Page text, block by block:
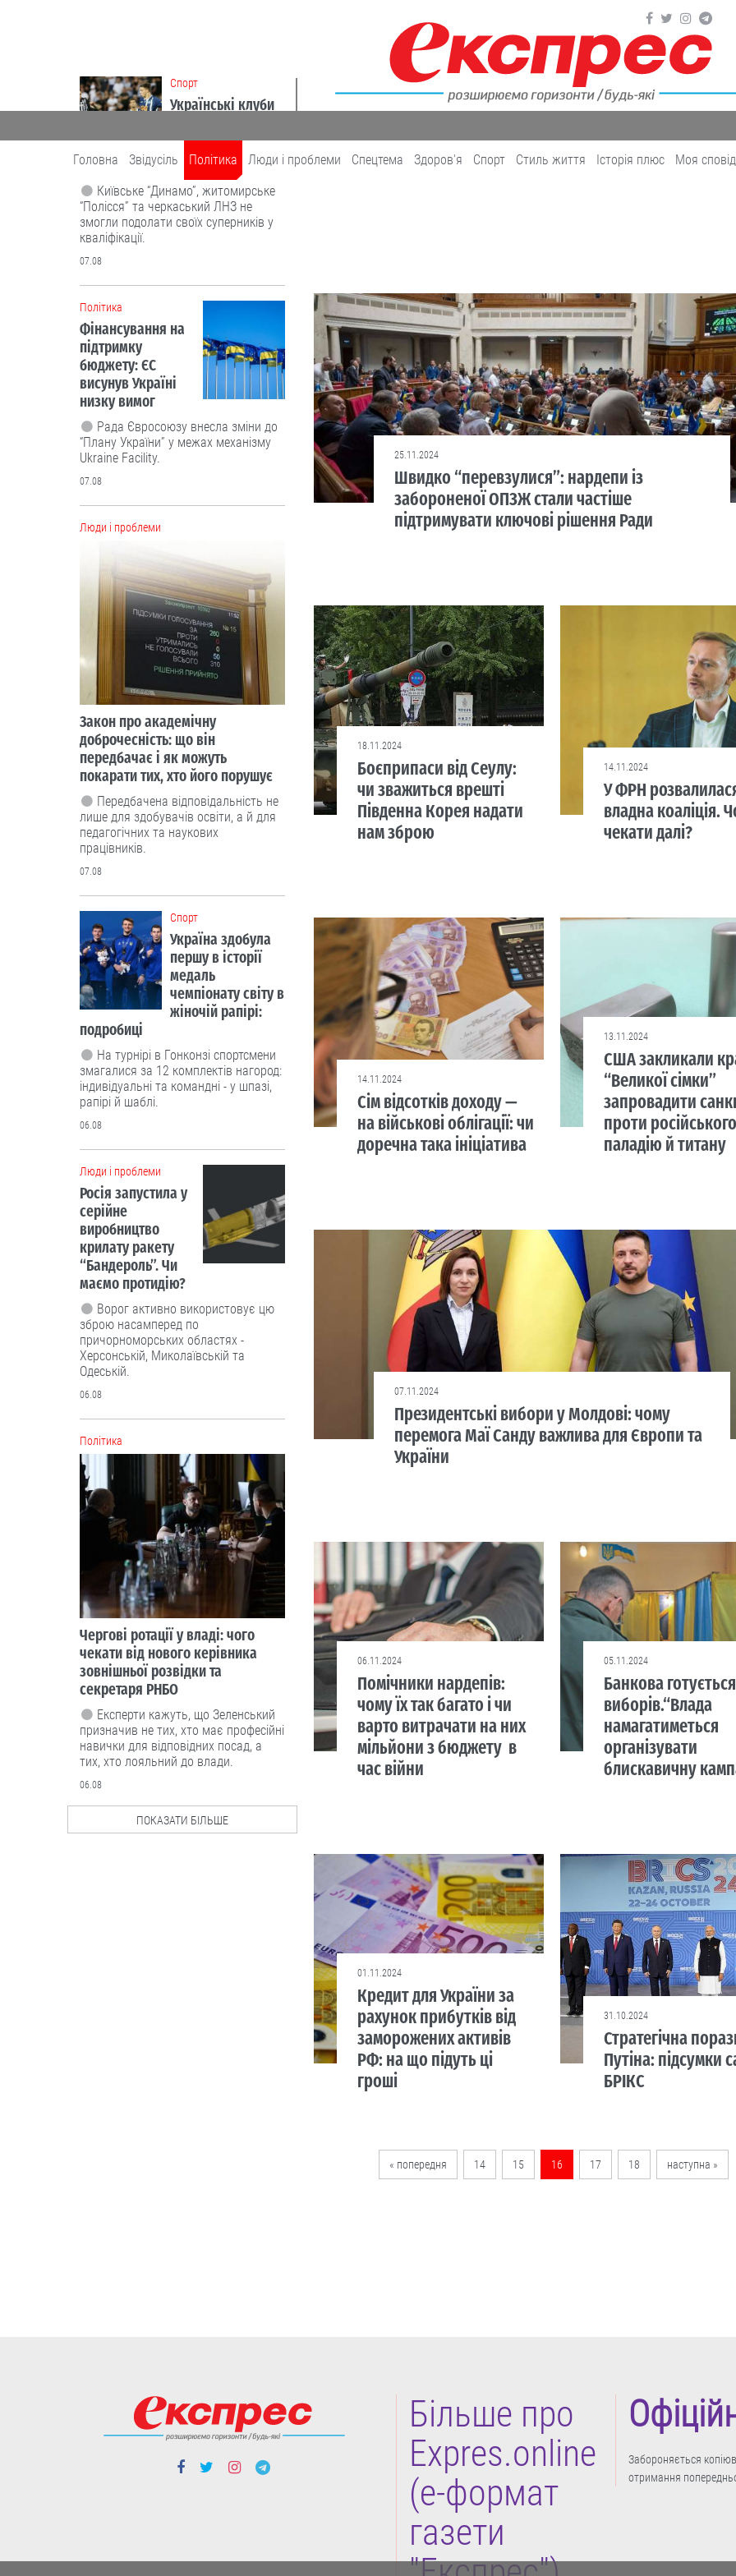
Головна Звідусіль Політика Люди і проблеми Спецтема Здоров'я Cпорт Cтиль життя Історія плюс Моя
ПОЛІТИКА
25.11.2024
Швидко “перевзулися”: нардепи із
забороненої ОПЗЖ стали частіше
підтримувати ключові рішення Ради
18.11.2024
Боєприпаси від Сеулу:
чи зважиться врешті
Південна Корея надати
нам зброю
14.11.2024
У ФРН
владна коаліція.
чекати далі?
14.11.2024
Сім відсотків доходу —
на військові облігації: чи
доречна така ініціатива
13.11.2024
США закликали
“Великої сімки”
запровадити
проти російського
паладію й титану
07.11.2024
Президентські вибори у Молдові: чому
перемога Маї Санду важлива для Європи та
України
06.11.2024
Помічники нардепів:
чому їх так багато і чи
варто витрачати на них
мільйони з бюджету в
час війни
05.11.2024
Банкова
виборів.“Влада
намагатиметься
організувати
блискавичну
01.11.2024
Кредит для України за
рахунок прибутків від
заморожених активів
РФ: на що підуть ці
гроші
31.10.2024
Стратегічна
Путіна: підсумки
БРІКС
« попередня 14 15 16 17 18 наступна »
Cпорт
Українські клуби
єврокубків. Чому?
Київське “Динамо”, житомирське
“Полісся” та черкаський ЛНЗ не
змогли подолати своїх суперників у
кваліфікації.
07.08
Політика
Фінансування на
підтримку
бюджету: ЄС
висунув Україні
низку вимог
Рада Євросоюзу внесла зміни до
“Плану України” у межах механізму
Ukraine Facility.
07.08
Люди і проблеми
Закон про академічну
доброчесність: що він
передбачає і як можуть
покарати тих, хто його порушує
Передбачена відповідальність не
лише для здобувачів освіти, а й для
педагогічних та наукових
працівників.
07.08
Cпорт
Україна здобула
першу в історії
медаль
чемпіонату світу в
жіночій рапірі:
подробиці
На турнірі в Гонконзі спортсмени
змагалися за 12 комплектів нагород:
індивідуальні та командні - у шпазі,
рапірі й шаблі.
06.08
Люди і проблеми
Росія запустила у
серійне
виробництво
крилату ракету
“Бандероль”. Чи
маємо протидію?
Ворог активно використовує цю
зброю насамперед по
причорноморських областях -
Херсонській, Миколаївській та
Одеській.
06.08
Політика
Чергові ротації у владі: чого
чекати від нового керівника
зовнішньої розвідки та
секретаря РНБО
Експерти кажуть, що Зеленський
призначив не тих, хто має професійні
навички для відповідних посад, а
тих, хто лояльний до влади.
06.08
Люди і проблеми
“Це не розкіш, а необхідність”.
Буковинські активісти
ПОКАЗАТИ БІЛЬШЕ
Більше про
Expres.online
(e-формат
газети
Забороняється
отримання